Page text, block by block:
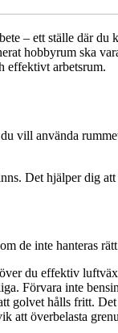
– ett ställe där
hobbyrum ska
effektivt arbetsrum.
vill använda
Det hjälper dig
de inte hanteras
du effektiv
Förvara inte
golvet hålls fritt.
att överbelasta